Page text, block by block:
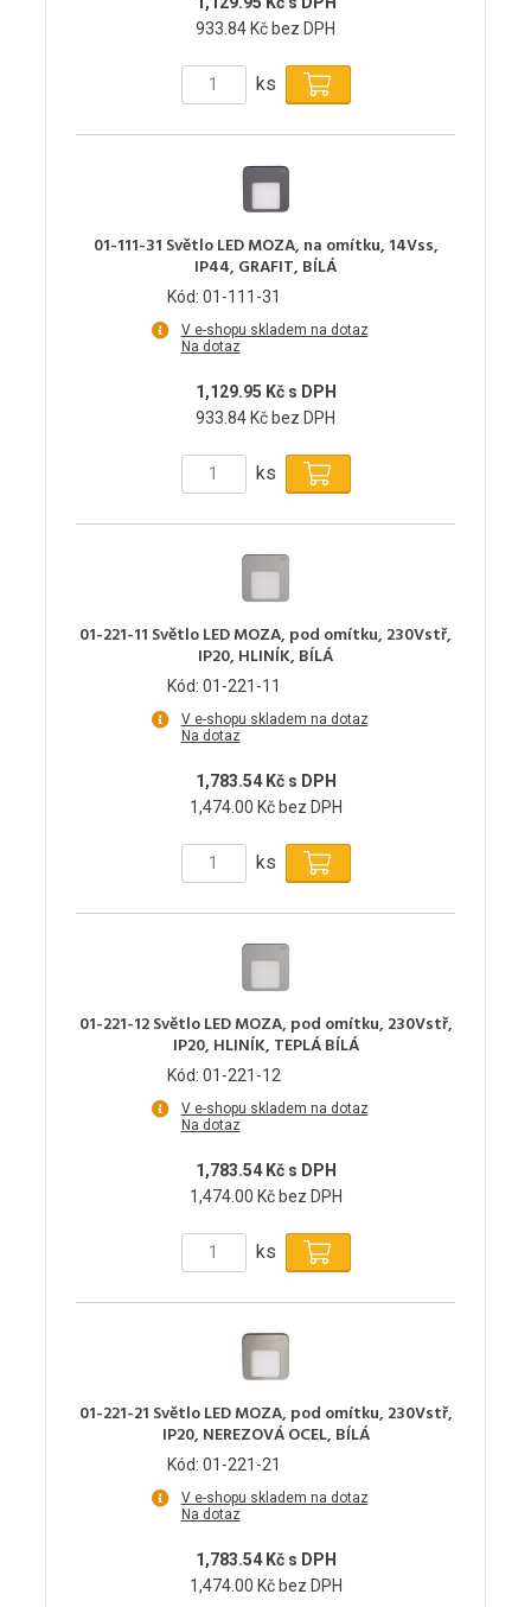
933.84 Kč bez DPH
ks
01-111-31 Světlo LED MOZA, na omítku, 14Vss,
IP44, GRAFIT, BÍLÁ
Kód: 01-111-31
V e-shopu skladem na dotaz
Na dotaz
1,129.95 Kč s DPH
933.84 Kč bez DPH
ks
01-221-11 Světlo LED MOZA, pod omítku, 230Vstř,
IP20, HLINÍK, BÍLÁ
Kód: 01-221-11
V e-shopu skladem na dotaz
Na dotaz
1,783.54 Kč s DPH
1,474.00 Kč bez DPH
ks
01-221-12 Světlo LED MOZA, pod omítku, 230Vstř,
IP20, HLINÍK, TEPLÁ BÍLÁ
Kód: 01-221-12
V e-shopu skladem na dotaz
Na dotaz
1,783.54 Kč s DPH
1,474.00 Kč bez DPH
ks
01-221-21 Světlo LED MOZA, pod omítku, 230Vstř,
IP20, NEREZOVÁ OCEL, BÍLÁ
Kód: 01-221-21
V e-shopu skladem na dotaz
Na dotaz
1,783.54 Kč s DPH
1,474.00 Kč bez DPH